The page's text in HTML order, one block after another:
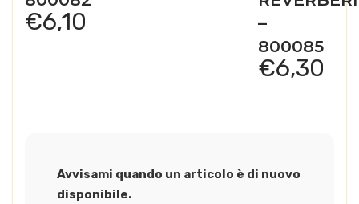
€6,10
–
800085
€6,30
Avvisami quando un articolo è di nuovo
disponibile.